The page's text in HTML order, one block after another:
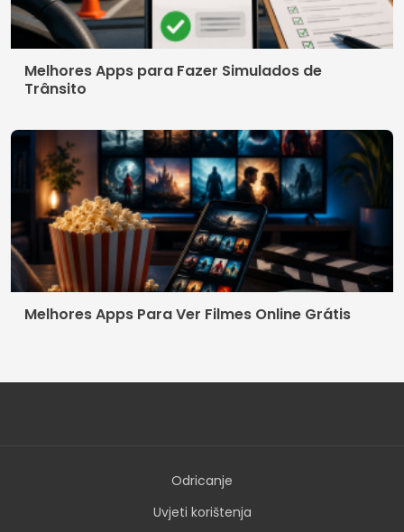
Melhores Apps para Fazer Simulados de
Trânsito
Melhores Apps Para Ver Filmes Online Grátis
Odricanje
Uvjeti korištenja